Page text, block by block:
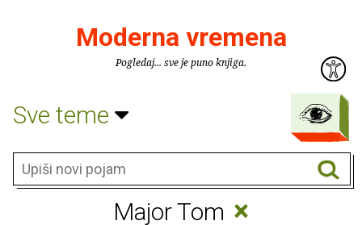
Moderna vremena
Pogledaj... sve je puno knjiga.
Sve teme
Major Tom ×